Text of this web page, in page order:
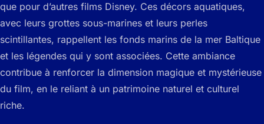
que pour d’autres films Disney. Ces décors aquatiques,
avec leurs grottes sous-marines et leurs perles
scintillantes, rappellent les fonds marins de la mer Baltique
et les légendes qui y sont associées. Cette ambiance
contribue à renforcer la dimension magique et mystérieuse
du film, en le reliant à un patrimoine naturel et culturel
riche.